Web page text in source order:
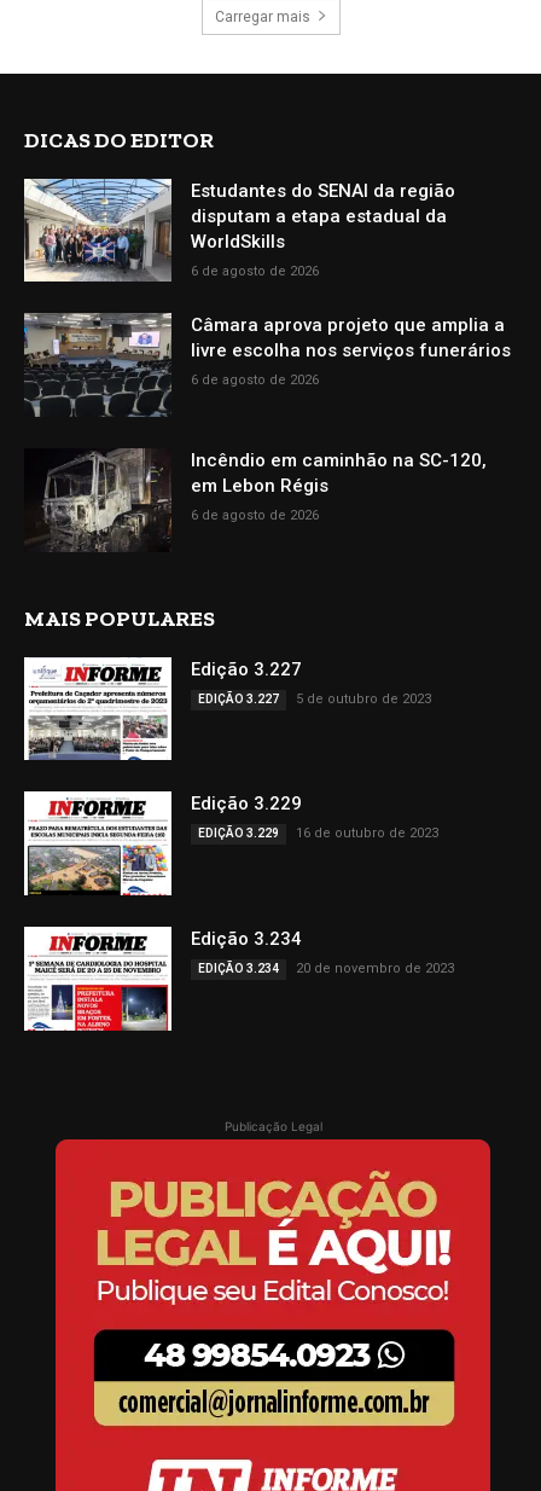
Carregar mais
DICAS DO EDITOR
Estudantes do SENAI da região
disputam a etapa estadual da
WorldSkills
6 de agosto de 2026
Câmara aprova projeto que amplia a
livre escolha nos serviços funerários
6 de agosto de 2026
Incêndio em caminhão na SC-120,
em Lebon Régis
6 de agosto de 2026
MAIS POPULARES
Edição 3.227
EDIÇÃO 3.227 5 de outubro de 2023
Edição 3.229
EDIÇÃO 3.229 16 de outubro de 2023
Edição 3.234
EDIÇÃO 3.234 20 de novembro de 2023
Publicação Legal